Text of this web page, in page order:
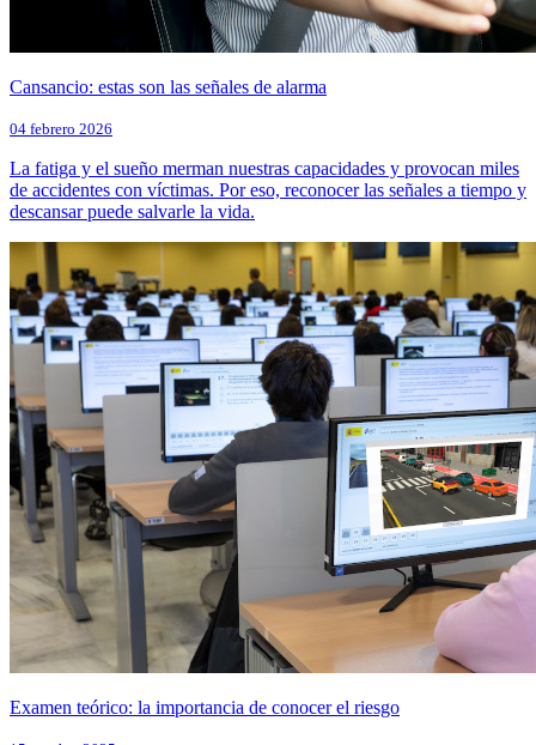
Cansancio: estas son las señales de alarma
04 febrero 2026
La fatiga y el sueño merman nuestras capacidades y provocan miles
de accidentes con víctimas. Por eso, reconocer las señales a tiempo y
descansar puede salvarle la vida.
Examen teórico: la importancia de conocer el riesgo